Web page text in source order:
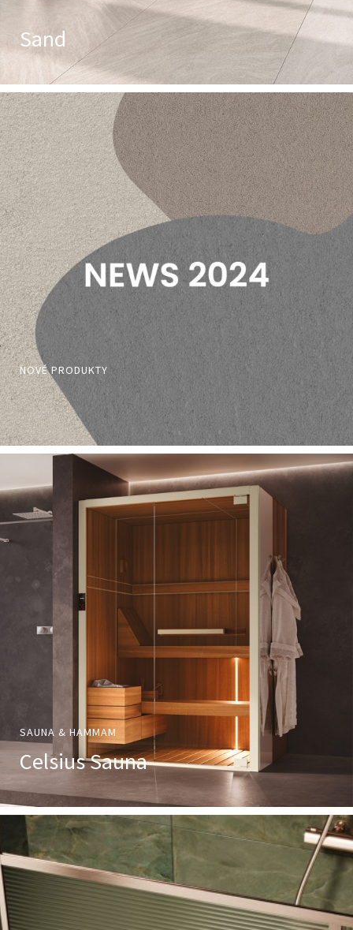
Sand
NOVÉ PRODUKTY
Celsius Sauna
SAUNA & HAMMAM